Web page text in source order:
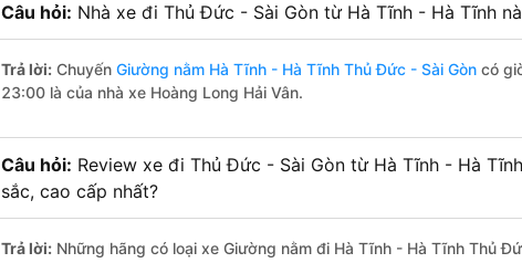
Câu hỏi: Nhà xe đi Thủ Đức - Sài Gòn từ Hà Tĩnh - Hà Tĩnh
Trả lời: Chuyến Giường nằm Hà Tĩnh - Hà Tĩnh Thủ Đức - Sài Gòn có
23:00 là của nhà xe Hoàng Long Hải Vân.
Câu hỏi: Review xe đi Thủ Đức - Sài Gòn từ Hà Tĩnh - Hà
sắc, cao cấp nhất?
Trả lời: Những hãng có loại xe Giường nằm đi Hà Tĩnh - Hà Tĩnh Thủ